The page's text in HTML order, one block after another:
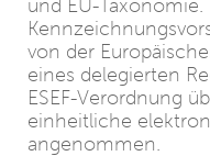
und EU-Taxonomie.
von der
eines delegierten
ESEF-Verordnung
einheitliche
angenommen.